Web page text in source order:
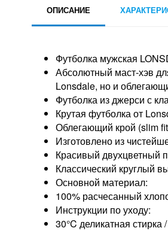
ОПИСАНИЕ
Футболка мужская
Абсолютный маст-хэв
Lonsdale, но и
Футболка из джерси с
Крутая футболка от
Облегающий крой (slim
Изготовлено из
Красивый двухцветный
Классический круглый
Основной материал:
100% расчесанный
Инструкции по уходу:
30°C деликатная